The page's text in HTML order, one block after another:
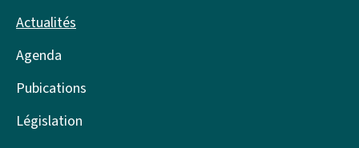
Actualités
Agenda
Pubications
Législation